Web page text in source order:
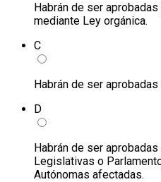
Habrán de ser
mediante Ley orgánica.
C
Habrán de ser
D
Habrán de ser
Legislativas o
Autónomas afectadas.